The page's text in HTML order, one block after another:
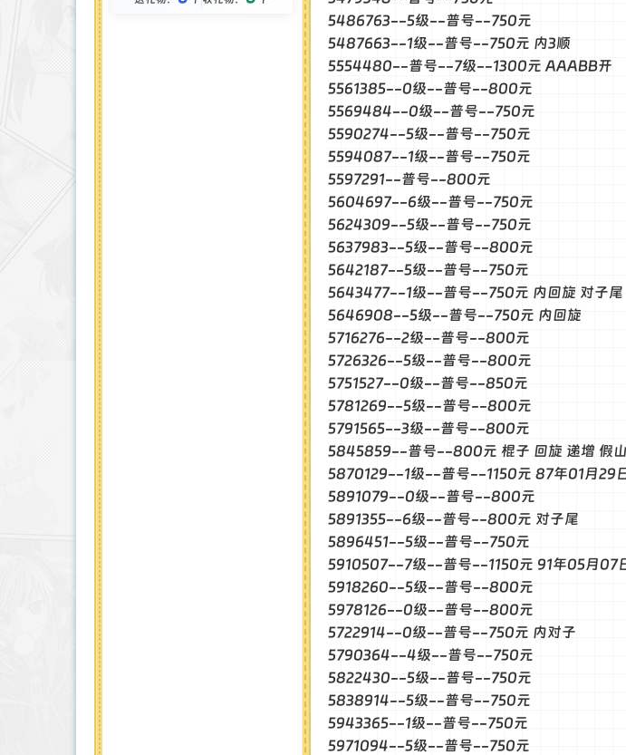
5486763--5级--普号--750元
5487663--1级--普号--750元 内3顺
5554480--普号--7级--1300元 AAABB开
5561385--0级--普号--800元
5569484--0级--普号--750元
5590274--5级--普号--750元
5594087--1级--普号--750元
5597291--普号--800元
5604697--6级--普号--750元
5624309--5级--普号--750元
5637983--5级--普号--800元
5642187--5级--普号--750元
5643477--1级--普号--750元 内回旋 对子尾
5646908--5级--普号--750元 内回旋
5716276--2级--普号--800元
5726326--5级--普号--800元
5751527--0级--普号--850元
5781269--5级--普号--800元
5791565--3级--普号--800元
5845859--普号--800元 棍子 回旋 递增 假山
5870129--1级--普号--1150元 87年01月29
5891079--0级--普号--800元
5891355--6级--普号--800元 对子尾
5896451--5级--普号--750元
5910507--7级--普号--1150元 91年05月07
5918260--5级--普号--800元
5978126--0级--普号--800元
5722914--0级--普号--750元 内对子
5790364--4级--普号--750元
5822430--5级--普号--750元
5838914--5级--普号--750元
5943365--1级--普号--750元
5971094--5级--普号--750元